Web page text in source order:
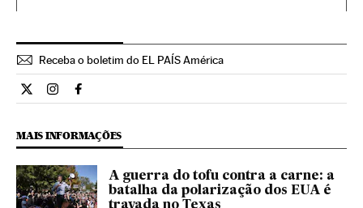
Receba o boletim do EL PAÍS América
Internacional El País Brasil en Twitter
Internacional El País Brasil en Instagram
Internacional El País Brasil en Facebook
MAIS INFORMAÇÕES
A guerra do tofu contra a carne: a
batalha da polarização dos EUA é